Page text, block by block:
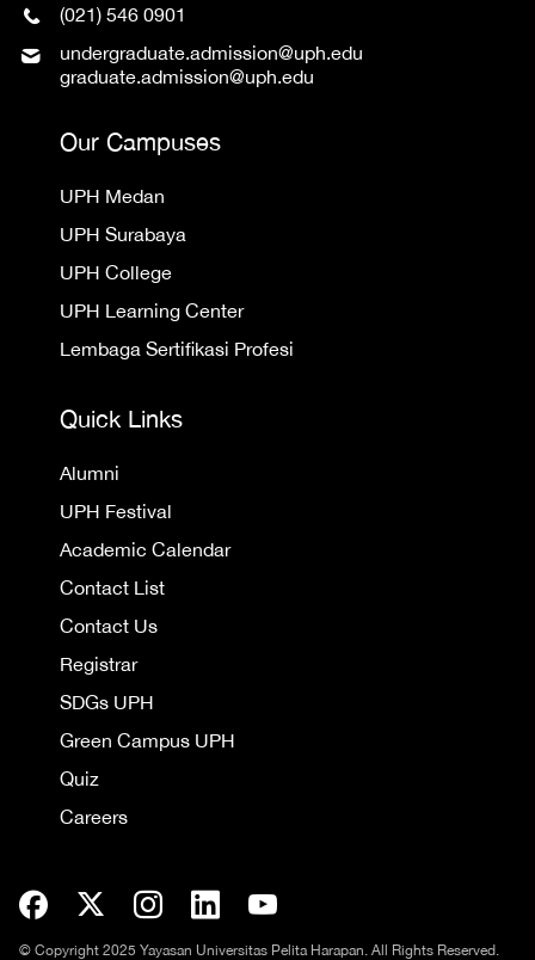
(021) 546 0901
undergraduate.admission@uph.edu
graduate.admission@uph.edu
Our Campuses
UPH Medan
UPH Surabaya
UPH College
UPH Learning Center
Lembaga Sertifikasi Profesi
Quick Links
Alumni
UPH Festival
Academic Calendar
Contact List
Contact Us
Registrar
SDGs UPH
Green Campus UPH
Quiz
Careers
© Copyright 2025 Yayasan Universitas Pelita Harapan. All Rights Reserved.